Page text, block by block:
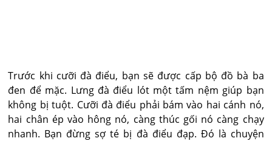
Trước khi cưỡi đà điểu, bạn sẽ được cấp bộ đồ bà ba
đen để mặc. Lưng đà điểu lót một tấm nệm giúp bạn
không bị tuột. Cưỡi đà điểu phải bám vào hai cánh nó,
hai chân ép vào hông nó, càng thúc gối nó càng chạy
nhanh. Bạn đừng sợ té bị đà điểu đạp. Đó là chuyện